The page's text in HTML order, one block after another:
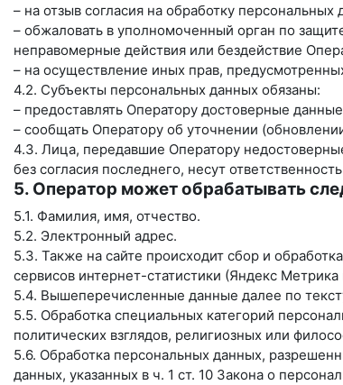
– на отзыв согласия на обработку персональных
– обжаловать в уполномоченный орган по
неправомерные действия или бездействие
– на осуществление иных прав,
4.2. Субъекты персональных данных обязаны:
– предоставлять Оператору достоверные
– сообщать Оператору об уточнении
4.3. Лица, передавшие Оператору
без согласия последнего, несут
5. Оператор может обрабатывать
5.1. Фамилия, имя, отчество.
5.2. Электронный адрес.
5.3. Также на сайте происходит сбор и
сервисов интернет-статистики (Яндекс Метрика
5.4. Вышеперечисленные данные далее по
5.5. Обработка специальных категорий
политических взглядов, религиозных или
5.6. Обработка персональных данных,
данных, указанных в ч. 1 ст. 10 Закона о